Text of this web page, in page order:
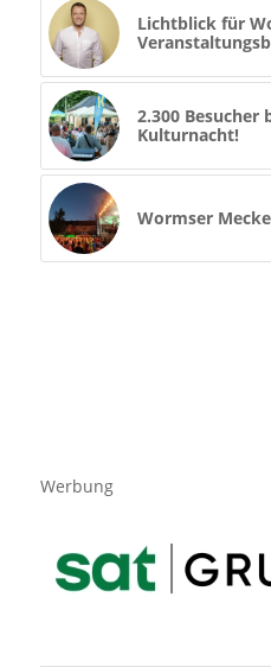
Lichtblick für
2.300 Besucher
Kulturnacht!
Wormser
Werbung